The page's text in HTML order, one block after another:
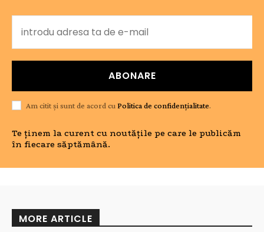
ABONARE
Am citit și sunt de acord cu Politica de confidențialitate.
Te ținem la curent cu noutățile pe care le publicăm
în fiecare săptămână.
MORE ARTICLE